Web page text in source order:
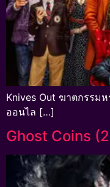
Knives Out ฆาตกรรม
ออนไล […]
Ghost Coins